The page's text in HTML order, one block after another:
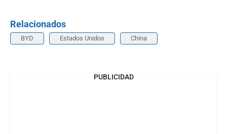
Relacionados
BYD Estados Unidos China
PUBLICIDAD